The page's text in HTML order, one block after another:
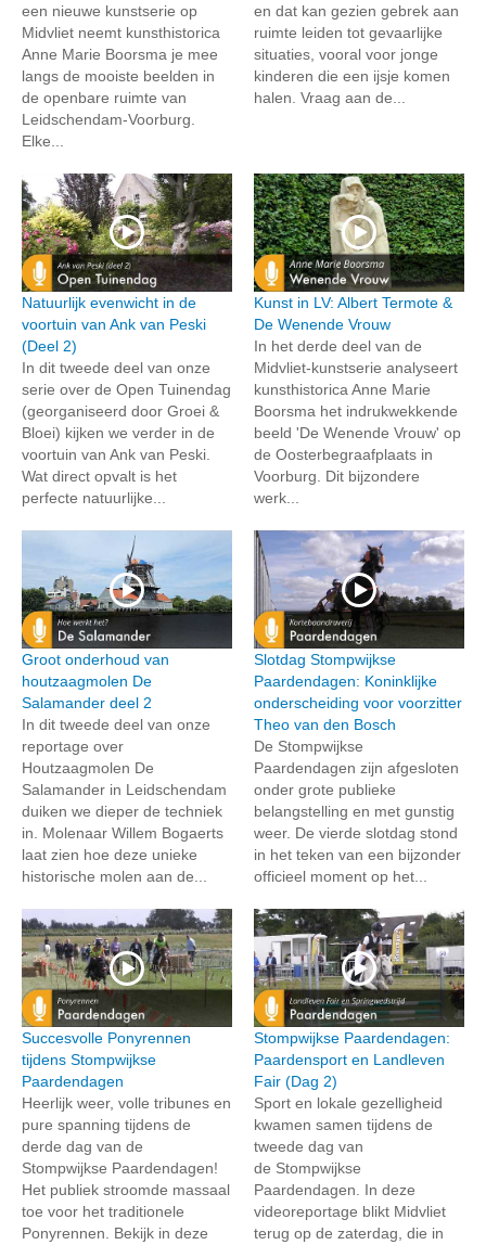
een nieuwe kunstserie op
Midvliet neemt kunsthistorica
Anne Marie Boorsma je mee
langs de mooiste beelden in
de openbare ruimte van
Leidschendam-Voorburg.
Elke...
en dat kan gezien gebrek aan
ruimte leiden tot gevaarlijke
situaties, vooral voor jonge
kinderen die een ijsje komen
halen. Vraag aan de...
Natuurlijk evenwicht in de
voortuin van Ank van Peski
(Deel 2)
In dit tweede deel van onze
serie over de Open Tuinendag
(georganiseerd door Groei &
Bloei) kijken we verder in de
voortuin van Ank van Peski.
Wat direct opvalt is het
perfecte natuurlijke...
Kunst in LV: Albert Termote &
De Wenende Vrouw
In het derde deel van de
Midvliet-kunstserie analyseert
kunsthistorica Anne Marie
Boorsma het indrukwekkende
beeld 'De Wenende Vrouw' op
de Oosterbegraafplaats in
Voorburg. Dit bijzondere
werk...
Groot onderhoud van
houtzaagmolen De
Salamander deel 2
In dit tweede deel van onze
reportage over
Houtzaagmolen De
Salamander in Leidschendam
duiken we dieper de techniek
in. Molenaar Willem Bogaerts
laat zien hoe deze unieke
historische molen aan de...
Slotdag Stompwijkse
Paardendagen: Koninklijke
onderscheiding voor voorzitter
Theo van den Bosch
De Stompwijkse
Paardendagen zijn afgesloten
onder grote publieke
belangstelling en met gunstig
weer. De vierde slotdag stond
in het teken van een bijzonder
officieel moment op het...
Succesvolle Ponyrennen
tijdens Stompwijkse
Paardendagen
Heerlijk weer, volle tribunes en
pure spanning tijdens de
derde dag van de
Stompwijkse Paardendagen!
Het publiek stroomde massaal
toe voor het traditionele
Ponyrennen. Bekijk in deze
Stompwijkse Paardendagen:
Paardensport en Landleven
Fair (Dag 2)
Sport en lokale gezelligheid
kwamen samen tijdens de
tweede dag van
de Stompwijkse
Paardendagen. In deze
videoreportage blikt Midvliet
terug op de zaterdag, die in